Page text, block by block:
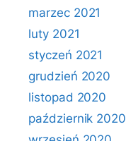
marzec 2021
luty 2021
styczeń 2021
grudzień 2020
listopad 2020
październik 2020